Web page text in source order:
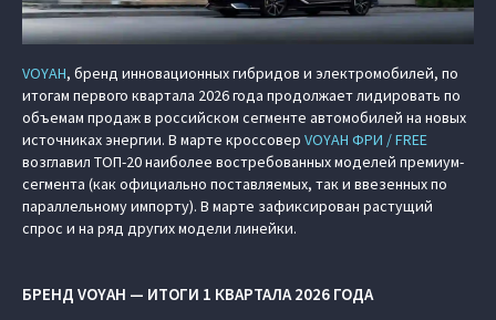
VOYAH, бренд инновационных гибридов и электромобилей, по
итогам первого квартала 2026 года продолжает лидировать по
объемам продаж в российском сегменте автомобилей на новых
источниках энергии. В марте кроссовер VOYAH ФРИ / FREE
возглавил ТОП-20 наиболее востребованных моделей премиум-
сегмента (как официально поставляемых, так и ввезенных по
параллельному импорту). В марте зафиксирован растущий
спрос и на ряд других модели линейки.
БРЕНД VOYAH — ИТОГИ 1 КВАРТАЛА 2026 ГОДА